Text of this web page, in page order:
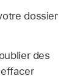
dossier
des